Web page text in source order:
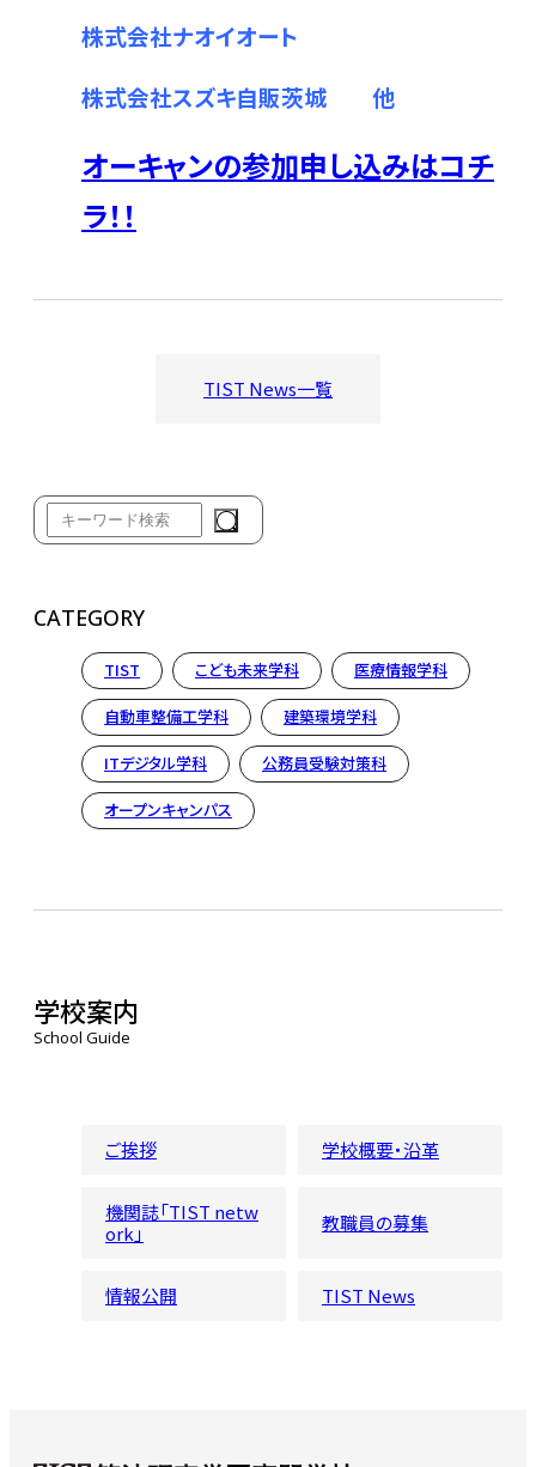
株式会社ナオイオート
株式会社スズキ自販茨城 他
オーキャンの参加申し込みはコチ
ラ！！
TIST News一覧
CATEGORY
TIST こども未来学科 医療情報学科
自動車整備工学科 建築環境学科
ITデジタル学科 公務員受験対策科
オープンキャンパス
学校案内
School Guide
ご挨拶 学校概要・沿革
機関誌「TIST netw
ork」
教職員の募集
情報公開 TIST News